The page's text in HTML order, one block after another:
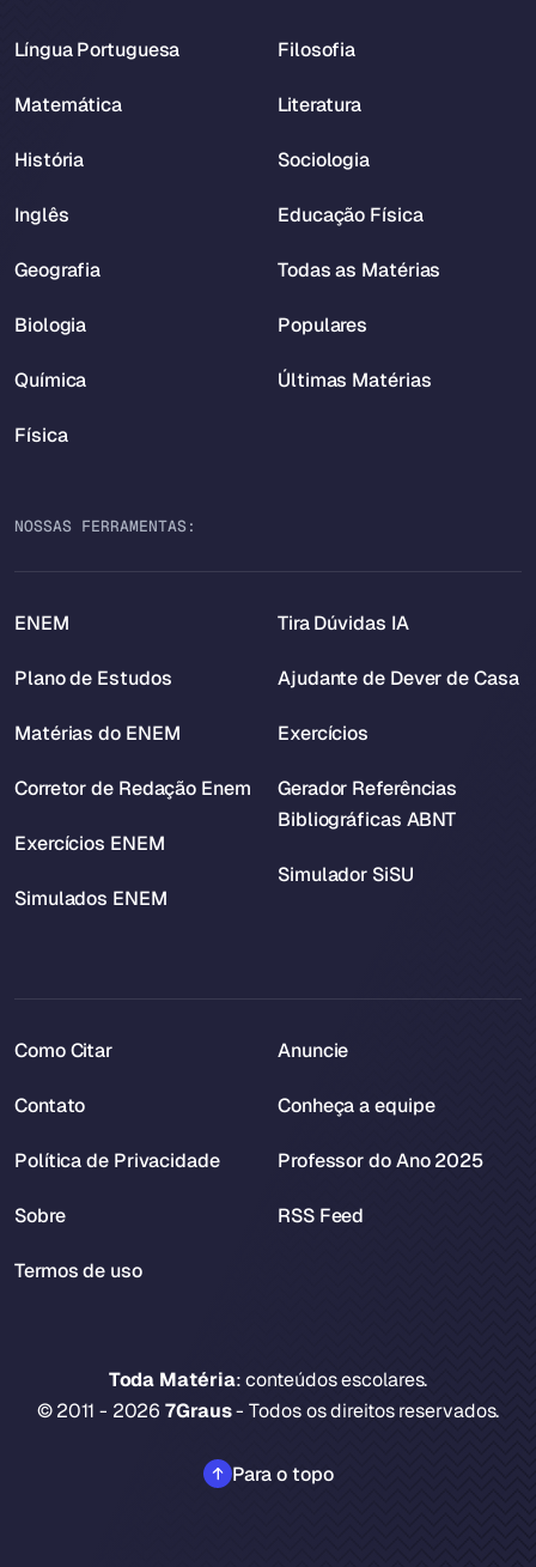
Língua Portuguesa
Matemática
História
Inglês
Geografia
Biologia
Química
Física
Filosofia
Literatura
Sociologia
Educação Física
Todas as Matérias
Populares
Últimas Matérias
NOSSAS FERRAMENTAS:
ENEM
Plano de Estudos
Matérias do ENEM
Corretor de Redação Enem
Exercícios ENEM
Simulados ENEM
Tira Dúvidas IA
Ajudante de Dever de Casa
Exercícios
Gerador Referências
Bibliográficas ABNT
Simulador SiSU
Toda Matéria: conteúdos escolares.
© 2011 - 20267Graus- Todos os direitos reservados.
Para o topo
Como Citar
Contato
Política de Privacidade
Sobre
Termos de uso
Anuncie
Conheça a equipe
Professor do Ano 2025
RSS Feed